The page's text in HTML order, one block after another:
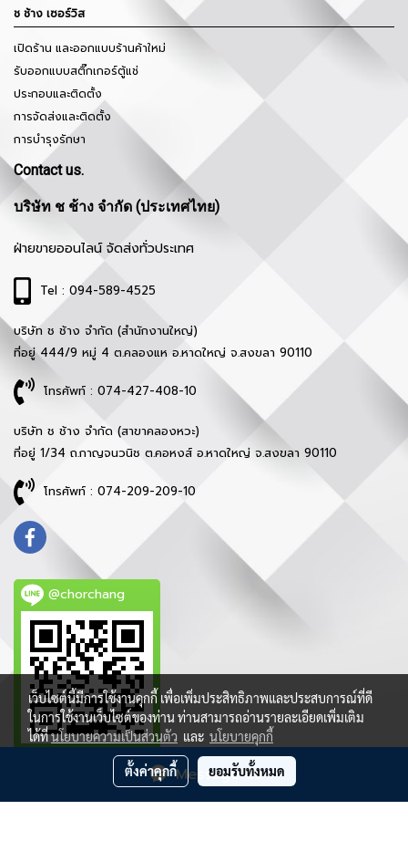
Message Us
ช ช้าง เซอร์วิส
เปิดร้าน และออกแบบร้านค้าใหม่
รับออกแบบสติ๊กเกอร์ตู้แช่
ประกอบและติดตั้ง
การจัดส่งและติดตั้ง
การบำรุงรักษา
Contact us.
บริษัท ช ช้าง จำกัด (ประเทศไทย)
ฝ่ายขายออนไลน์ จัดส่งทั่วประเทศ
Tel : 094-589-4525
บริษัท ช ช้าง จำกัด (สำนักงานใหญ่)
ที่อยู่ 444/9 หมู่ 4 ต.คลองแห อ.หาดใหญ่ จ.สงขลา 90110
โทรศัพท์ : 074-427-408-10
บริษัท ช ช้าง จำกัด (สาขาคลองหวะ)
ที่อยู่ 1/34 ถ.กาญจนวนิช ต.คอหงส์ อ.หาดใหญ่ จ.สงขลา 90110
โทรศัพท์ : 074-209-209-10
@chorchang
ลิขสิทธิ์ © 2021 บริษัท ช ช้าง จำกัด - สงวนสิทธิ์ทุกประการ
เว็บไซต์นี้มีการใช้งานคุกกี้ เพื่อเพิ่มประสิทธิภาพและประสบการณ์ที่ดี
ในการใช้งานเว็บไซต์ของท่าน ท่านสามารถอ่านรายละเอียดเพิ่มเติม
ได้ที่นโยบายความเป็นส่วนตัว และ นโยบายคุกกี้
ตั้งค่าคุกกี้ ยอมรับทั้งหมด